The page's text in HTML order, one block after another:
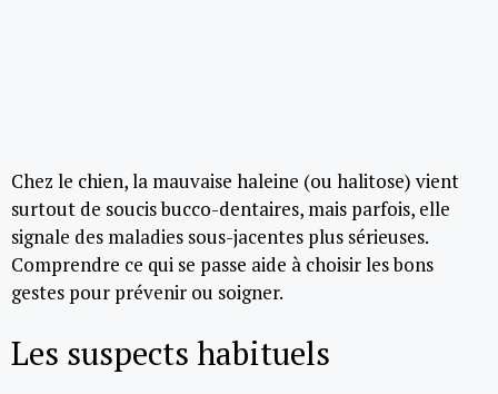
Chez le chien, la mauvaise haleine (ou halitose) vient
surtout de soucis bucco-dentaires, mais parfois, elle
signale des maladies sous-jacentes plus sérieuses.
Comprendre ce qui se passe aide à choisir les bons
gestes pour prévenir ou soigner.
Les suspects habituels